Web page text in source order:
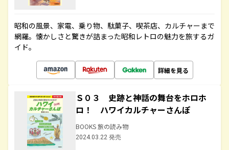
昭和の風景、家電、乗り物、駄菓子、喫茶店、カルチャーまで
網羅。懐かしさと驚きが詰まった昭和レトロの魅力を旅するガ
イド。
詳細を見る
Ｓ０３ 史跡と神話の舞台をホロホ
ロ！ ハワイカルチャーさんぽ
BOOKS 旅の読み物
2024.03.22 発売